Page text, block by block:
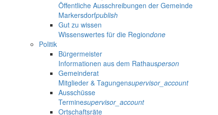
Öffentliche Ausschreibungen der Gemeinde
Markersdorfpublish
Gut zu wissen
Wissenswertes für die Regiondone
Politik
Bürgermeister
Informationen aus dem Rathausperson
Gemeinderat
Mitglieder & Tagungensupervisor_account
Ausschüsse
Terminesupervisor_account
Ortschaftsräte